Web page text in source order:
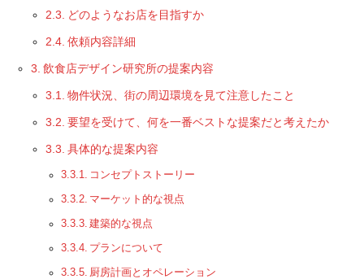
どのようなお店を目指すか
依頼内容詳細
飲食店デザイン研究所の提案内容
物件状況、街の周辺環境を見て注意したこと
要望を受けて、何を一番ベストな提案だと考えたか
具体的な提案内容
コンセプトストーリー
マーケット的な視点
建築的な視点
プランについて
厨房計画とオペレーション